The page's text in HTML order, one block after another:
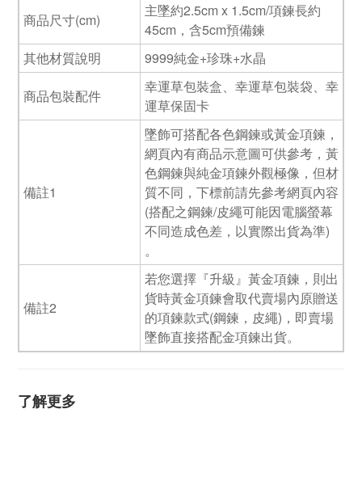
商品尺寸(cm)
主墜約2.5cm x 1.5cm/項鍊長約
45cm，含5cm預備鍊
其他材質說明
9999純金+珍珠+水晶
商品包裝配件
幸運草包裝盒、幸運草包裝袋、幸
運草保固卡
備註1
墜飾可搭配各色鋼鍊或黃金項鍊，
網頁內有商品示意圖可供參考，黃
色鋼鍊與純金項鍊外觀極像，但材
質不同，下標前請先參考網頁內容
(搭配之鋼鍊/皮繩可能因電腦螢幕
不同造成色差，以實際出貨為準)
。
備註2
若您選擇『升級』黃金項鍊，則出
貨時黃金項鍊會取代賣場內原贈送
的項鍊款式(鋼鍊，皮繩)，即賣場
墜飾直接搭配金項鍊出貨。
了解更多